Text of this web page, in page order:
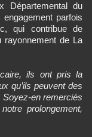
Départemental du
parfois
qui contribue de
rayonnement de La
ils ont pris la
qu’ils peuvent des
en remerciés
prolongement,